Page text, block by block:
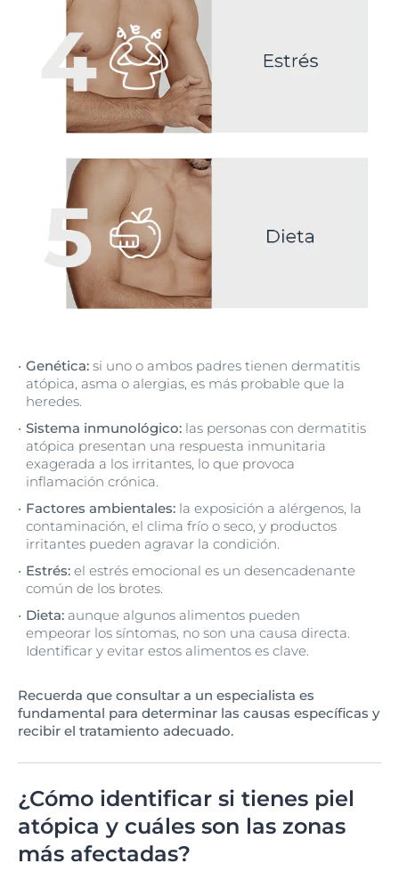
Genética: si uno o ambos padres tienen dermatitis
atópica, asma o alergias, es más probable que la
heredes.
Sistema inmunológico: las personas con dermatitis
atópica presentan una respuesta inmunitaria
exagerada a los irritantes, lo que provoca
inflamación crónica.
Factores ambientales: la exposición a alérgenos, la
contaminación, el clima frío o seco, y productos
irritantes pueden agravar la condición.
Estrés: el estrés emocional es un desencadenante
común de los brotes.
Dieta: aunque algunos alimentos pueden
empeorar los síntomas, no son una causa directa.
Identificar y evitar estos alimentos es clave.
Recuerda que consultar a un especialista es
fundamental para determinar las causas específicas y
recibir el tratamiento adecuado.
¿Cómo identificar si tienes piel
atópica y cuáles son las zonas
más afectadas?